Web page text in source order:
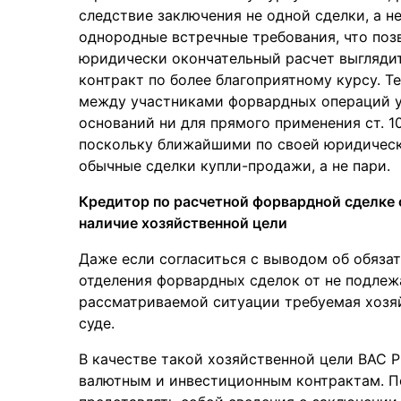
следствие заключения не одной сделки, а
однородные встречные требования, что
юридически окончательный расчет
контракт по более благоприятному
между участниками форвардных операций
оснований ни для прямого применения ст.
поскольку ближайшими по своей
обычные сделки купли-продажи, а не пари.
Кредитор по расчетной форвардной
наличие хозяйственной цели
Даже если согласиться с выводом об
отделения форвардных сделок от не
рассматриваемой ситуации требуемая
суде.
В качестве такой хозяйственной цели ВАС
валютным и инвестиционным контрактам.